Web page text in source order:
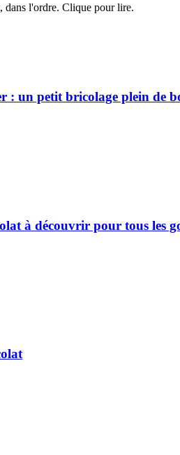
dans l'ordre. Clique pour lire.
: un petit bricolage plein de
à découvrir pour tous les